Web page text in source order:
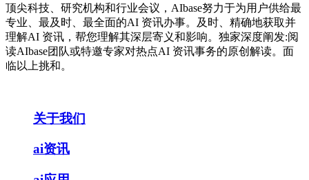
顶尖科技、研究机构和行业会议，AIbase努力于为用户供给最
专业、最及时、最全面的AI 资讯办事。及时、精确地获取并
理解AI 资讯，帮您理解其深层寄义和影响。独家深度阐发:阅
读AIbase团队或特邀专家对热点AI 资讯事务的原创解读。面
临以上挑和。
关于我们
ai资讯